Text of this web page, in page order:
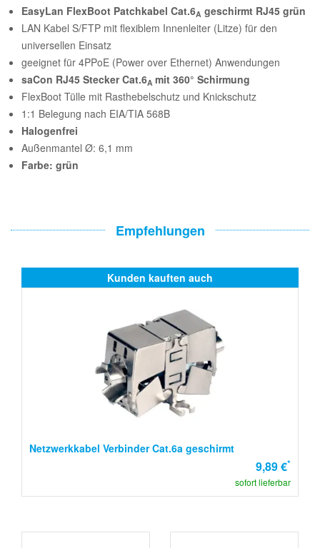
EasyLan FlexBoot Patchkabel Cat.6A geschirmt RJ45 grün
LAN Kabel S/FTP mit flexiblem Innenleiter (Litze) für den
universellen Einsatz
geeignet für 4PPoE (Power over Ethernet) Anwendungen
saCon RJ45 Stecker Cat.6A mit 360° Schirmung
FlexBoot Tülle mit Rasthebelschutz und Knickschutz
1:1 Belegung nach EIA/TIA 568B
Halogenfrei
Außenmantel Ø: 6,1 mm
Farbe: grün
Empfehlungen
Kunden kauften auch
Netzwerkkabel Verbinder Cat.6a geschirmt
9,89 €*
sofort lieferbar